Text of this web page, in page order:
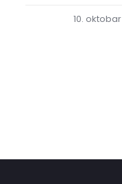
10. oktobar